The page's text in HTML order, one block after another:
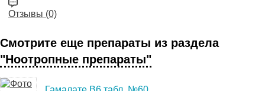
Отзывы (0)
Смотрите еще препараты из раздела
"Ноотропные препараты"